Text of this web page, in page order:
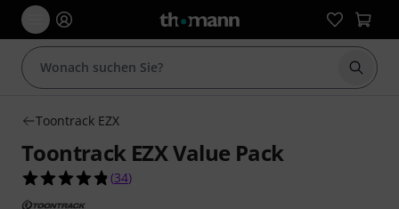
Suche
Toontrack EZX
Toontrack EZX Value Pack
4.8 von 5 Sternen aus 34 Kundenbewertungen
(34)